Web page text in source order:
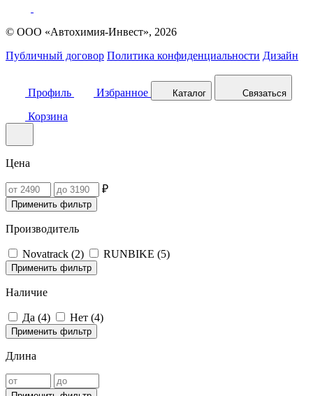
© ООО «Автохимия-Инвест», 2026
Публичный договор Политика конфиденциальности Дизайн
Профиль Избранное Каталог Связаться
Корзина
Цена
₽
Применить фильтр
Производитель
Novatrack (2) RUNBIKE (5)
Применить фильтр
Наличие
Да (4) Нет (4)
Применить фильтр
Длина